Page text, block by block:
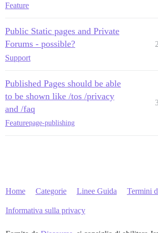
Feature
Public Static pages and Private
Forums - possible?
Support
2
Published Pages should be able
to be shown like /tos /privacy
and /faq
Featurepage-publishing
Home Categorie Linee Guida Termini
Informativa sulla privacy